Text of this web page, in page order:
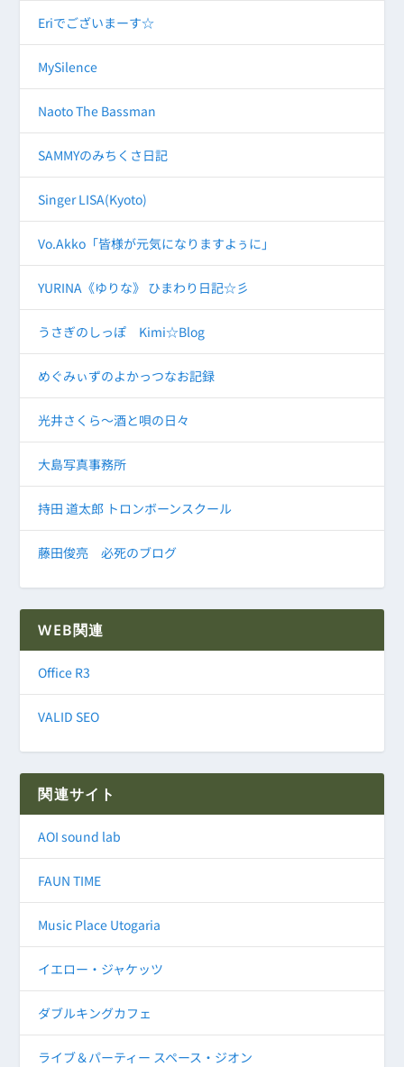
Eriでございまーす☆
MySilence
Naoto The Bassman
SAMMYのみちくさ日記
Singer LISA(Kyoto)
Vo.Akko「皆様が元気になりますよぅに」
YURINA《ゆりな》 ひまわり日記☆彡
うさぎのしっぽ Kimi☆Blog
めぐみぃずのよかっつなお記録
光井さくら～酒と唄の日々
大島写真事務所
持田 道太郎 トロンボーンスクール
藤田俊亮 必死のブログ
WEB関連
Office R3
VALID SEO
関連サイト
AOI sound lab
FAUN TIME
Music Place Utogaria
イエロー・ジャケッツ
ダブルキングカフェ
ライブ＆パーティー スペース・ジオン